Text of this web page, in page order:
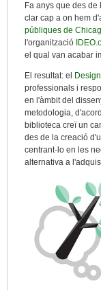
Fa anys que des
clar cap a on hem
públiques de
l'organització
el qual van acabar
El resultat: el
professionals i
en l'àmbit del
metodologia,
biblioteca creï un
des de la creació
centrant-lo en les
alternativa a